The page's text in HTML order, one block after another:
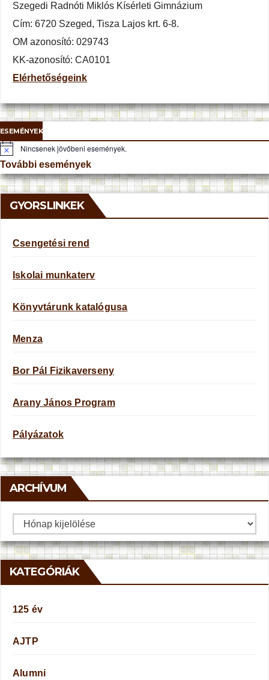
Szegedi Radnóti Miklós Kísérleti Gimnázium
Cím: 6720 Szeged, Tisza Lajos krt. 6-8.
OM azonosító: 029743
KK-azonosító: CA0101
Elérhetőségeink
ESEMÉNYEK
N
o
t
i
c
Nincsenek jövőbeni események.
További események
GYORSLINKEK
Csengetési rend
Iskolai munkaterv
Könyvtárunk katalógusa
Menza
Bor Pál Fizikaverseny
Arany János Program
Pályázatok
ARCHÍVUM
Archívum
KATEGÓRIÁK
125 év
AJTP
Alumni